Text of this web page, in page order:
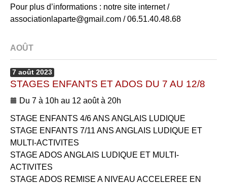
Pour plus d’informations : notre site internet /
associationlaparte@gmail.com / 06.51.40.48.68
AOÛT
7 août 2023
STAGES ENFANTS ET ADOS DU 7 AU 12/8
Du 7 à 10h au 12 août à 20h
STAGE ENFANTS 4/6 ANS ANGLAIS LUDIQUE
STAGE ENFANTS 7/11 ANS ANGLAIS LUDIQUE ET
MULTI-ACTIVITES
STAGE ADOS ANGLAIS LUDIQUE ET MULTI-
ACTIVITES
STAGE ADOS REMISE A NIVEAU ACCELEREE EN